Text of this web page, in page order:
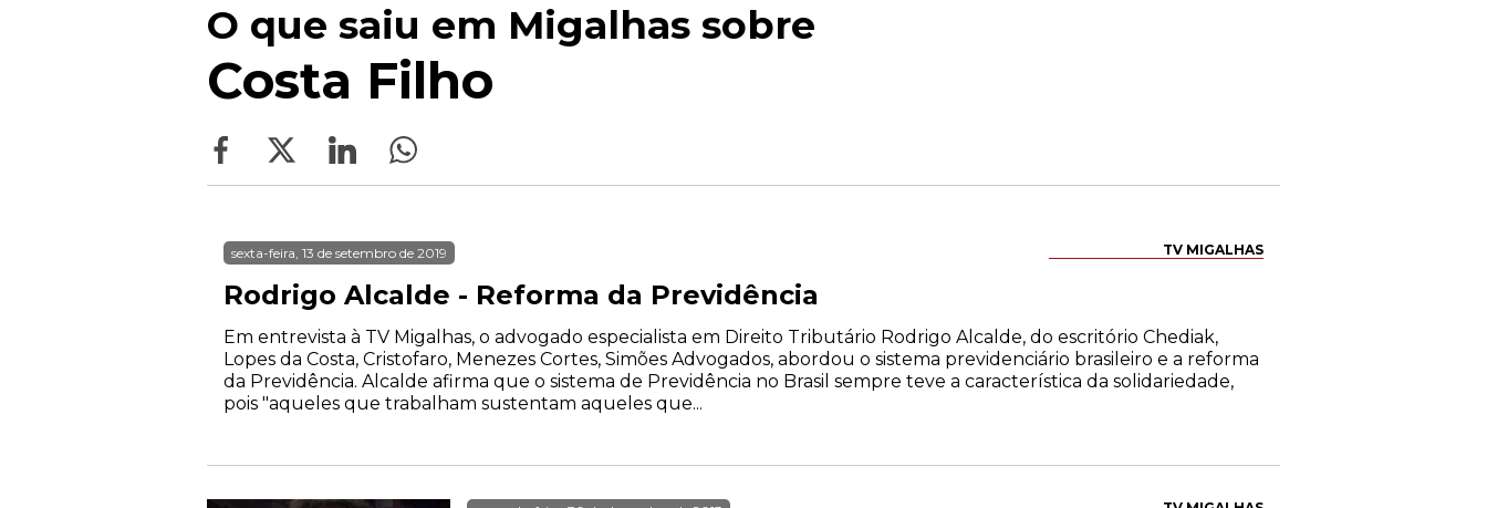
O que saiu em Migalhas sobre
Costa Filho
TV MIGALHAS
sexta-feira, 13 de setembro de 2019
Rodrigo Alcalde - Reforma da Previdência
Em entrevista à TV Migalhas, o advogado especialista em Direito Tributário Rodrigo Alcalde, do escritório Chediak,
Lopes da Costa, Cristofaro, Menezes Cortes, Simões Advogados, abordou o sistema previdenciário brasileiro e a reforma
da Previdência. Alcalde afirma que o sistema de Previdência no Brasil sempre teve a característica da solidariedade,
pois "aqueles que trabalham sustentam aqueles que...